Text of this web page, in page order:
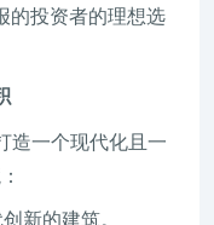
的投资者的理想选
造一个现代化且一
新的建筑。